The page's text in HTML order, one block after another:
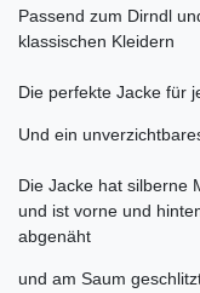
Passend zum Dirndl
klassischen Kleidern
Die perfekte Jacke für
Und ein
Die Jacke hat silberne
und ist vorne und
abgenäht
und am Saum